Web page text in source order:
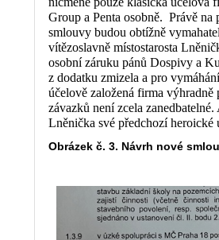
Group a Penta osobně.Právě na
smlouvy budou obtížně
vítězoslavně místostarosta
osobní záruku pánů Dospivy a
z dodatku zmizela a pro
účelově založená firma
závazků není zcela
Lněnička své předchozí heroické
Obrázek č. 3. Návrh nové